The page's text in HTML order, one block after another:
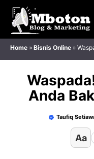
Langsung
Home » Bisnis Online »
sia
Anda
Taufiq
Aa